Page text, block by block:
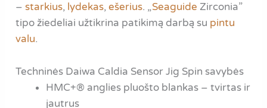
–starkius, lydekas,ešerius. „Seaguide Zirconia”
tipo žiedeliai užtikrina patikimą darbą su pintu
valu.
Techninės Daiwa Caldia Sensor Jig Spin savybės
HMC+® anglies pluošto blankas – tvirtas ir
jautrus